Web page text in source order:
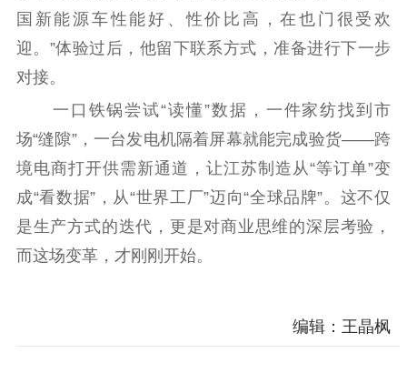
国新能源车性能好、性价比高，在也门很受欢
迎。”体验过后，他留下联系方式，准备进行下一步
对接。
一口铁锅尝试“读懂”数据，一件家纺找到市
场“缝隙”，一台发电机隔着屏幕就能完成验货——跨
境电商打开供需新通道，让江苏制造从“等订单”变
成“看数据”，从“世界工厂”迈向“全球品牌”。这不仅
是生产方式的迭代，更是对商业思维的深层考验，
而这场变革，才刚刚开始。
编辑：王晶枫